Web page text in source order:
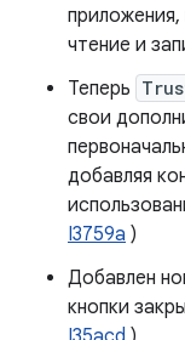
приложения,
чтение и
Теперь
свои
добавляя
I3759a )
Добавлен
кнопки